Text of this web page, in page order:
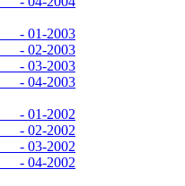
2003
2003
2003
2003
2002
2002
2002
2002